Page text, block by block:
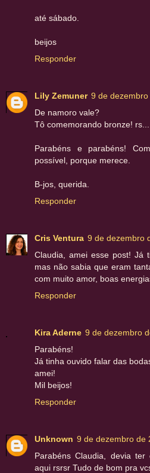
até sábado.
beijos
Responder
Lily Zemuner 9 de
De namoro vale?
Tô comemorando bronze! rs...
Parabéns e parabéns!
possível, porque merece.
B-jos, querida.
Responder
Cris Ventura 9 de dezembro
Claudia, amei esse post! Já
mas não sabia que eram
com muito amor, boas
Responder
Kira Aderne 9 de dezembro
Parabéns!
Já tinha ouvido falar das
amei!
Mil beijos!
Responder
Unknown 9 de dezembro de
Parabéns Claudia, devia
aqui rsrsr Tudo de bom pra